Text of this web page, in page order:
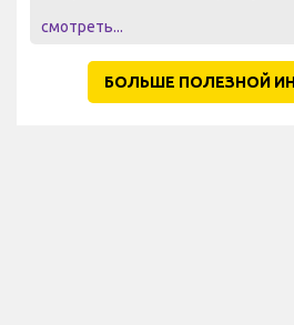
смотреть...
БОЛЬШЕ ПОЛЕЗНОЙ